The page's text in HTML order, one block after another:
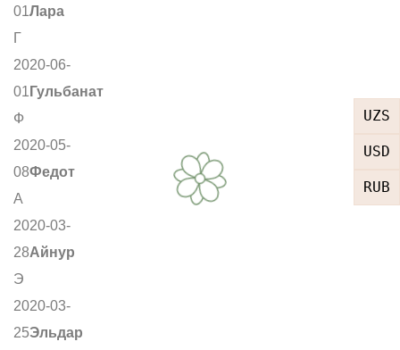
UZS
USD
RUB
01Лара
Г
2020-06-
01 Гульбанат
Ф
2020-05-
08Федот
А
2020-03-
28Айнур
Э
2020-03-
25Эльдар